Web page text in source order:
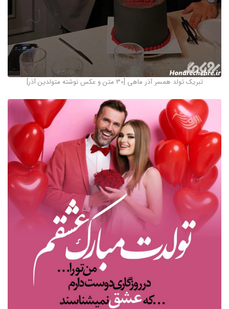
تبریک تولد همسر آذر ماهی [30 متن و عکس نوشته متولدین آذر]